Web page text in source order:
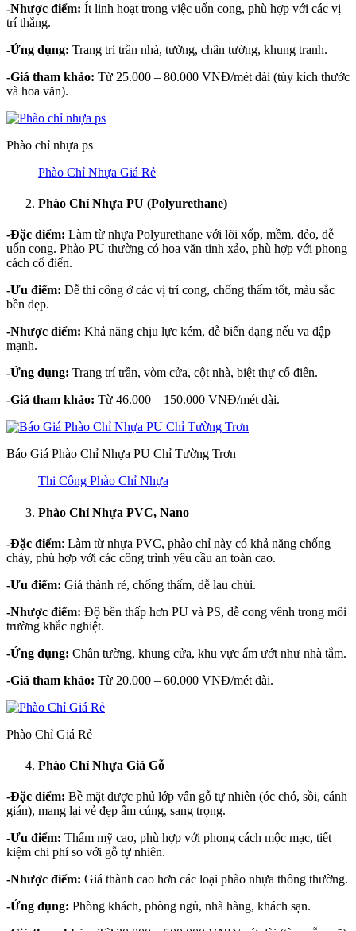
-Nhược điểm: Ít linh hoạt trong việc uốn cong, phù hợp với các vị
trí thẳng.
-Ứng dụng: Trang trí trần nhà, tường, chân tường, khung tranh.
-Giá tham khảo: Từ 25.000 – 80.000 VNĐ/mét dài (tùy kích thước
và hoa văn).
Phào chỉ nhựa ps
Phào Chỉ Nhựa Giá Rẻ
Phào Chỉ Nhựa PU (Polyurethane)
-Đặc điểm: Làm từ nhựa Polyurethane với lõi xốp, mềm, dẻo, dễ
uốn cong. Phào PU thường có hoa văn tinh xảo, phù hợp với phong
cách cổ điển.
-Ưu điểm: Dễ thi công ở các vị trí cong, chống thấm tốt, màu sắc
bền đẹp.
-Nhược điểm: Khả năng chịu lực kém, dễ biến dạng nếu va đập
mạnh.
-Ứng dụng: Trang trí trần, vòm cửa, cột nhà, biệt thự cổ điển.
-Giá tham khảo: Từ 46.000 – 150.000 VNĐ/mét dài.
Báo Giá Phào Chỉ Nhựa PU Chỉ Tường Trơn
Thi Công Phào Chỉ Nhựa
Phào Chỉ Nhựa PVC, Nano
-Đặc điểm: Làm từ nhựa PVC, phào chỉ này có khả năng chống
cháy, phù hợp với các công trình yêu cầu an toàn cao.
-Ưu điểm: Giá thành rẻ, chống thấm, dễ lau chùi.
-Nhược điểm: Độ bền thấp hơn PU và PS, dễ cong vênh trong môi
trường khắc nghiệt.
-Ứng dụng: Chân tường, khung cửa, khu vực ẩm ướt như nhà tắm.
-Giá tham khảo: Từ 20.000 – 60.000 VNĐ/mét dài.
Phào Chỉ Giá Rẻ
Phào Chỉ Nhựa Giả Gỗ
-Đặc điểm: Bề mặt được phủ lớp vân gỗ tự nhiên (óc chó, sồi, cánh
gián), mang lại vẻ đẹp ấm cúng, sang trọng.
-Ưu điểm: Thẩm mỹ cao, phù hợp với phong cách mộc mạc, tiết
kiệm chi phí so với gỗ tự nhiên.
-Nhược điểm: Giá thành cao hơn các loại phào nhựa thông thường.
-Ứng dụng: Phòng khách, phòng ngủ, nhà hàng, khách sạn.